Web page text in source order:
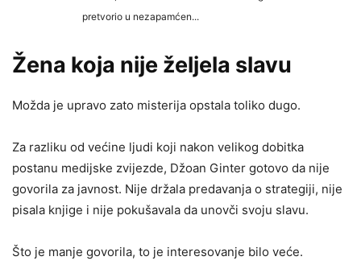
Žena koja nije željela slavu
Možda je upravo zato misterija opstala toliko dugo.
Za razliku od većine ljudi koji nakon velikog dobitka
postanu medijske zvijezde, Džoan Ginter gotovo da nije
govorila za javnost. Nije držala predavanja o strategiji, nije
pisala knjige i nije pokušavala da unovči svoju slavu.
Što je manje govorila, to je interesovanje bilo veće.